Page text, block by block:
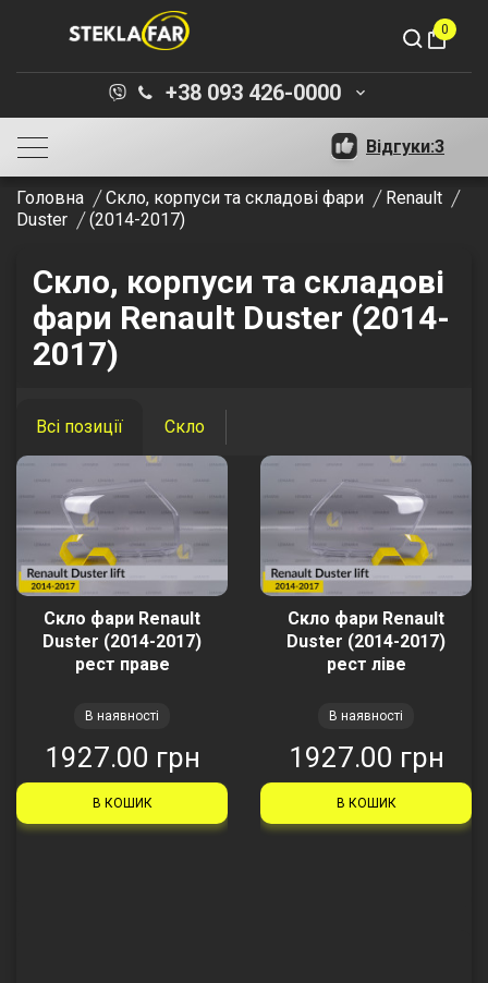
shopping_bag
0
+38 093 426-0000 keyboard_arrow_down
Відгуки:3
Головна Скло, корпуси та складові фари
Renault
Duster
(2014-2017)
Скло, корпуси та складові
фари Renault Duster (2014-
2017)
Всі позиції Скло
Скло фари Renault
Duster (2014-2017)
рест праве
В наявності
1927.00 грн
В КОШИК
Скло фари Renault
Duster (2014-2017)
рест ліве
В наявності
1927.00 грн
В КОШИК